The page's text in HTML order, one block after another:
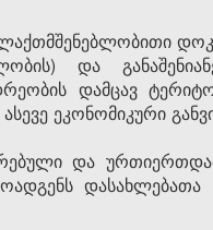
და
დამცავ
ეკონომიკური
და